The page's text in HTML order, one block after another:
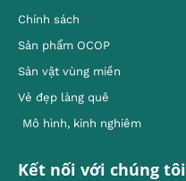
Chính sách
Sản phẩm OCOP
Sản vật vùng miền
Vẻ đẹp làng quê
Mô hình, kinh nghiêm
Kết nối với chúng tôi